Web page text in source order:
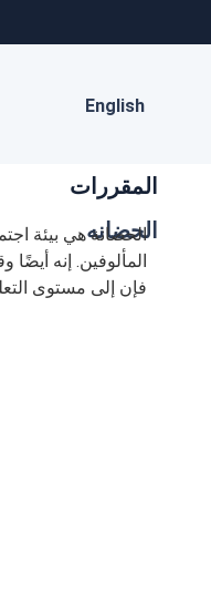
English
المقررات
الحضانه
الحضانة هي بيئة
المألوفين. إنه
فإن إلى مستوى